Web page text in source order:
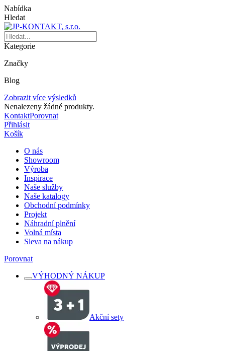
Nabídka
Hledat
Kategorie
Značky
Blog
Zobrazit více výsledků
Nenalezeny žádné produkty.
KontaktPorovnat
Přihlásit
Košík
O nás
Showroom
Výroba
Inspirace
Naše služby
Naše katalogy
Obchodní podmínky
Projekt
Náhradní plnění
Volná místa
Sleva na nákup
Porovnat
VÝHODNÝ NÁKUP
Akční sety